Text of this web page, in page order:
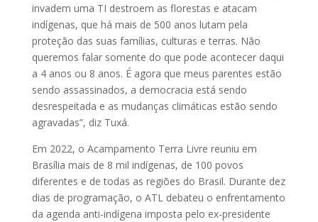
invadem uma TI destroem as florestas e atacam
indígenas, que há mais de 500 anos lutam pela
proteção das suas famílias, culturas e terras. Não
queremos falar somente do que pode acontecer daqui
a 4 anos ou 8 anos. É agora que meus parentes estão
sendo assassinados, a democracia está sendo
desrespeitada e as mudanças climáticas estão sendo
agravadas”, diz Tuxá.
Em 2022, o Acampamento Terra Livre reuniu em
Brasília mais de 8 mil indígenas, de 100 povos
diferentes e de todas as regiões do Brasil. Durante dez
dias de programação, o ATL debateu o enfrentamento
da agenda anti-indígena imposta pelo ex-presidente